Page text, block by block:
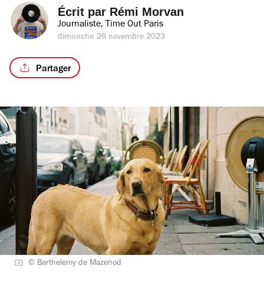
Écrit par Rémi Morvan
Journaliste, Time Out Paris
dimanche 26 novembre 2023
Partager
© Barthelemy de Mazenod